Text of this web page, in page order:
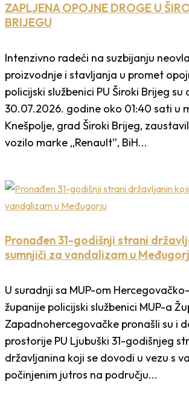
ZAPLJENA OPOJNE DROGE U
BRIJEGU
Intenzivno radeći na suzbijanju
proizvodnje i stavljanja u promet
policijski službenici PU Široki Brijeg su
30.07.2026. godine oko 01:40 sati u
Knešpolje, grad Široki Brijeg,
vozilo marke „Renault”, BiH...
Pronađen 31-godišnji strani
sumnjiči za vandalizam u
U suradnji sa MUP-om
županije policijski službenici MUP-a
Zapadnohercegovačke pronašli su i
prostorije PU Ljubuški 31-godišnjeg
državljanina koji se dovodi u vezu s
počinjenim jutros na području...